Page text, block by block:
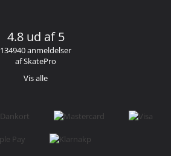
4.8 ud af 5
134940 anmeldelser
af SkatePro
Vis alle